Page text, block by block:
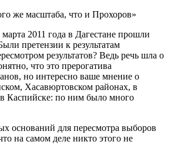
же масштаба, что и Прохоров»
2011 года в Дагестане прошли
претензии к результатам
результатов? Ведь речь шла о
что это прерогатива
но интересно ваше мнение о
Хасавюртовском районах, в
Каспийске: по ним было много
оснований для пересмотра выборов
на самом деле никто этого не